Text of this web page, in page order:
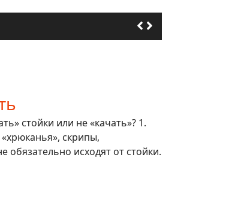
стойки или не «качать»? 1.
скрипы,
обязательно исходят от стойки.